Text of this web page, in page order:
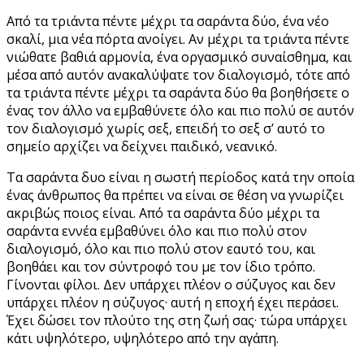
Από τα τριάντα πέντε μέχρι τα σαράντα δύο, ένα νέο
σκαλί, μια νέα πόρτα ανοίγει. Αν μέχρι τα τριάντα πέντε
νιώθατε βαθιά αρμονία, ένα οργασμικό συναίσθημα, και
μέσα από αυτόν ανακαλύψατε τον διαλογισμό, τότε από
τα τριάντα πέντε μέχρι τα σαράντα δύο θα βοηθήσετε ο
ένας τον άλλο να εμβαθύνετε όλο και πιο πολύ σε αυτόν
τον διαλογισμό χωρίς σεξ, επειδή το σεξ σ’ αυτό το
σημείο αρχίζει να δείχνει παιδικό, νεανικό.
Τα σαράντα δυο είναι η σωστή περίοδος κατά την οποία
ένας άνθρωπος θα πρέπει να είναι σε θέση να γνωρίζει
ακριβώς ποιος είναι. Από τα σαράντα δύο μέχρι τα
σαράντα εννέα εμβαθύνει όλο και πιο πολύ στον
διαλογισμό, όλο και πιο πολύ στον εαυτό του, και
βοηθάει και τον σύντροφό του με τον ίδιο τρόπο.
Γίνονται φίλοι. Δεν υπάρχει πλέον ο σύζυγος και δεν
υπάρχει πλέον η σύζυγος· αυτή η εποχή έχει περάσει.
Έχει δώσει τον πλούτο της στη ζωή σας· τώρα υπάρχει
κάτι υψηλότερο, υψηλότερο από την αγάπη.